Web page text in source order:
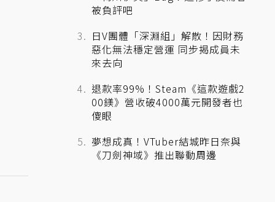
被負評吧
日V團體「深淵組」解散！因財務
惡化無法穩定營運 同步揭成員未
來去向
退款率99%！Steam《這款遊戲2
00鎂》營收破4000萬元開發者也
傻眼
夢想成真！VTuber結城昨日奈與
《刀劍神域》推出聯動周邊